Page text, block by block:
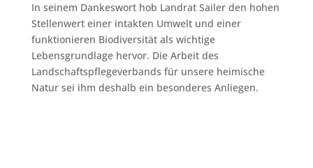
In seinem Dankeswort hob Landrat Sailer den hohen
Stellenwert einer intakten Umwelt und einer
funktionieren Biodiversität als wichtige
Lebensgrundlage hervor. Die Arbeit des
Landschaftspflegeverbands für unsere heimische
Natur sei ihm deshalb ein besonderes Anliegen.